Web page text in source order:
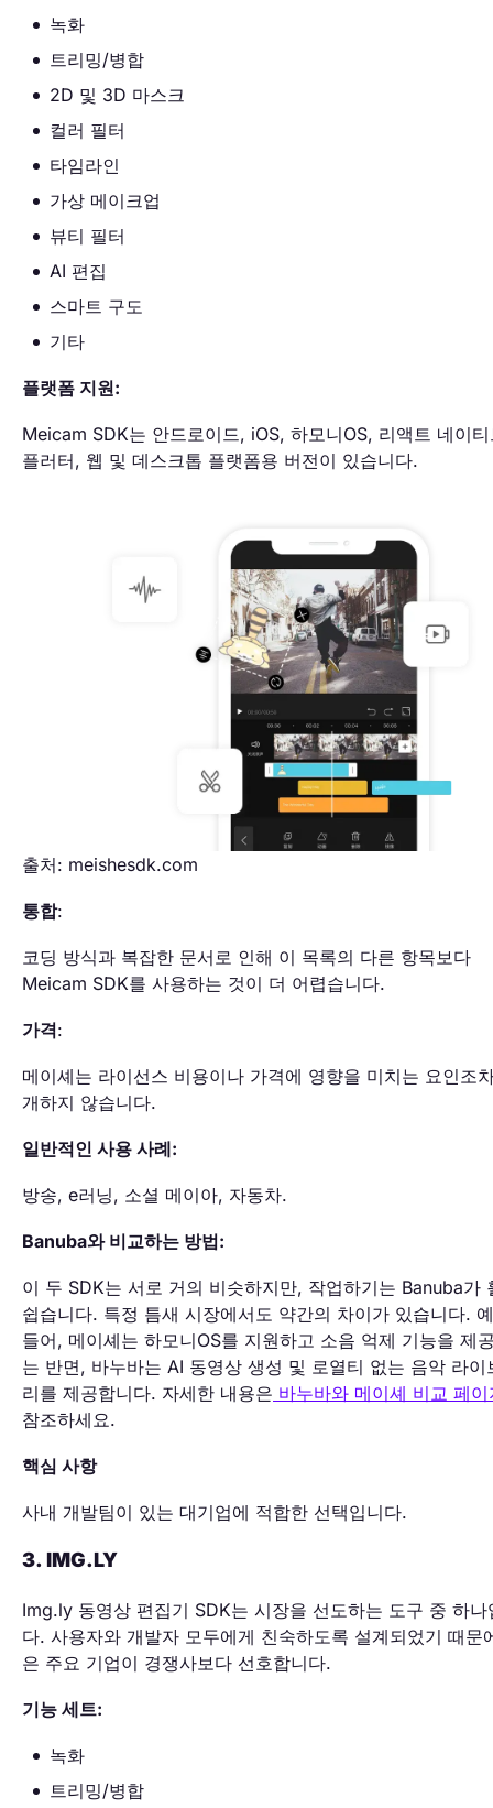
녹화
트리밍/병합
2D 및 3D 마스크
컬러 필터
타임라인
가상 메이크업
뷰티 필터
AI 편집
스마트 구도
기타
플랫폼 지원:
Meicam SDK는 안드로이드, iOS, 하모니OS, 리액트 네이
플러터, 웹 및 데스크톱 플랫폼용 버전이 있습니다.
출처: meishesdk.com
통합:
코딩 방식과 복잡한 문서로 인해 이 목록의 다른 항목보다
Meicam SDK를 사용하는 것이 더 어렵습니다.
가격:
메이셰는 라이선스 비용이나 가격에 영향을 미치는 요인조
개하지 않습니다.
일반적인 사용 사례:
방송, e러닝, 소셜 메이아, 자동차.
Banuba와 비교하는 방법:
이 두 SDK는 서로 거의 비슷하지만, 작업하기는 Banuba가
쉽습니다. 특정 틈새 시장에서도 약간의 차이가 있습니다.
들어, 메이셰는 하모니OS를 지원하고 소음 억제 기능을 제
는 반면, 바누바는 AI 동영상 생성 및 로열티 없는 음악 라이
리를 제공합니다. 자세한 내용은 바누바와 메이셰 비교 페이
참조하세요.
핵심 사항
사내 개발팀이 있는 대기업에 적합한 선택입니다.
3. IMG.LY
Img.ly 동영상 편집기 SDK는 시장을 선도하는 도구 중 하나
다. 사용자와 개발자 모두에게 친숙하도록 설계되었기 때문
은 주요 기업이 경쟁사보다 선호합니다.
기능 세트:
녹화
트리밍/병합